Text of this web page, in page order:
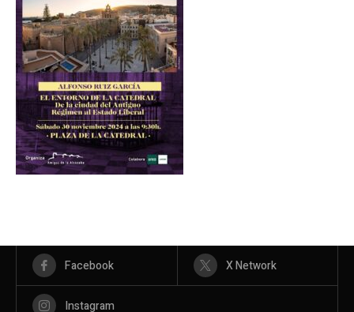
Facebook X Network
Instagram